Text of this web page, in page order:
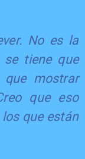
No es la
tiene que
mostrar
que eso
que están